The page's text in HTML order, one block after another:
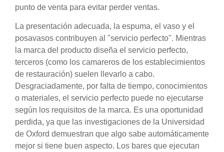
punto de venta para evitar perder ventas.
La presentación adecuada, la espuma, el vaso y el
posavasos contribuyen al "servicio perfecto". Mientras
la marca del producto diseña el servicio perfecto,
terceros (como los camareros de los establecimientos
de restauración) suelen llevarlo a cabo.
Desgraciadamente, por falta de tiempo, conocimientos
o materiales, el servicio perfecto puede no ejecutarse
según los requisitos de la marca. Es una oportunidad
perdida, ya que las investigaciones de la Universidad
de Oxford demuestran que algo sabe automáticamente
mejor si tiene buen aspecto. Los bares que ejecutan